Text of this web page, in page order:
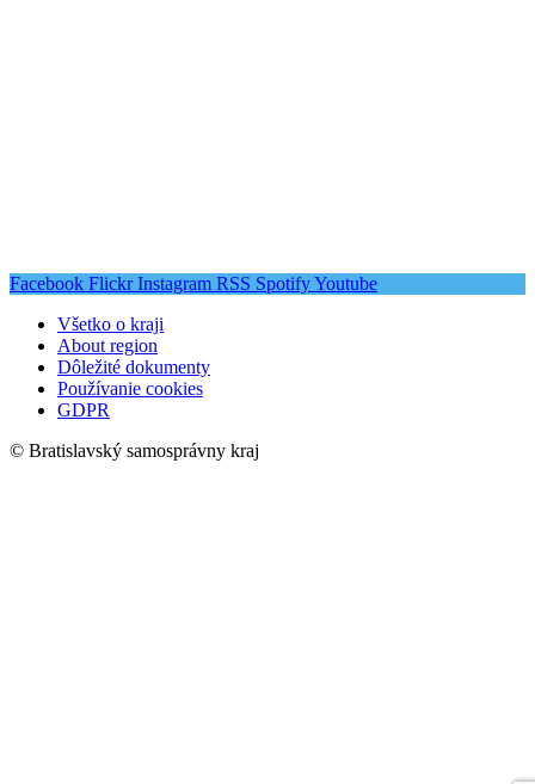
Facebook Flickr Instagram RSS SpotifyYoutube
Všetko o kraji
About region
Dôležité dokumenty
Používanie cookies
GDPR
© Bratislavský samosprávny kraj